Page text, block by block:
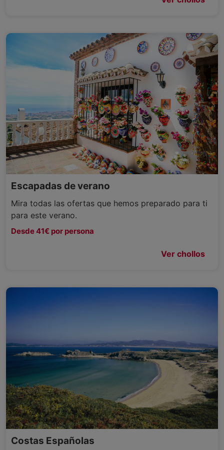
Escapadas de verano
Mira todas las ofertas que hemos preparado para ti
para este verano.
Desde 41€ por persona
Ver chollos
Costas Españolas